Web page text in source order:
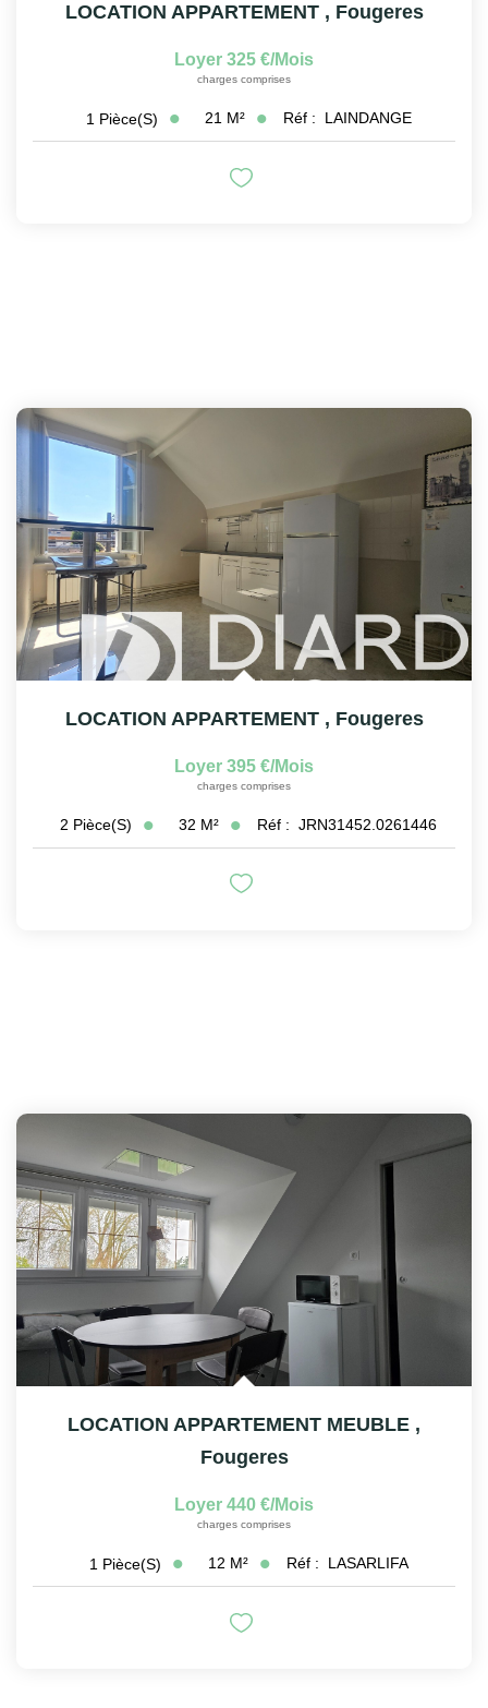
LOCATION APPARTEMENT , Fougeres
Loyer 325 €/mois
charges comprises
1 Pièce(s) 21 M² Réf : LAINDANGE
LOCATION APPARTEMENT , Fougeres
Loyer 395 €/mois
charges comprises
2 Pièce(s) 32 M² Réf : JRN31452.0261446
LOCATION APPARTEMENT MEUBLE ,
Fougeres
Loyer 440 €/mois
charges comprises
1 Pièce(s) 12 M² Réf : LASARLIFA